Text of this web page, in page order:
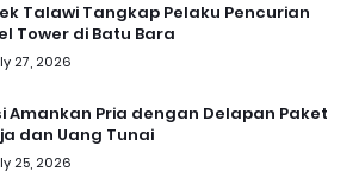
Talawi Tangkap Pelaku Pencurian
Tower di Batu Bara
27, 2026
Amankan Pria dengan Delapan Paket
dan Uang Tunai
25, 2026